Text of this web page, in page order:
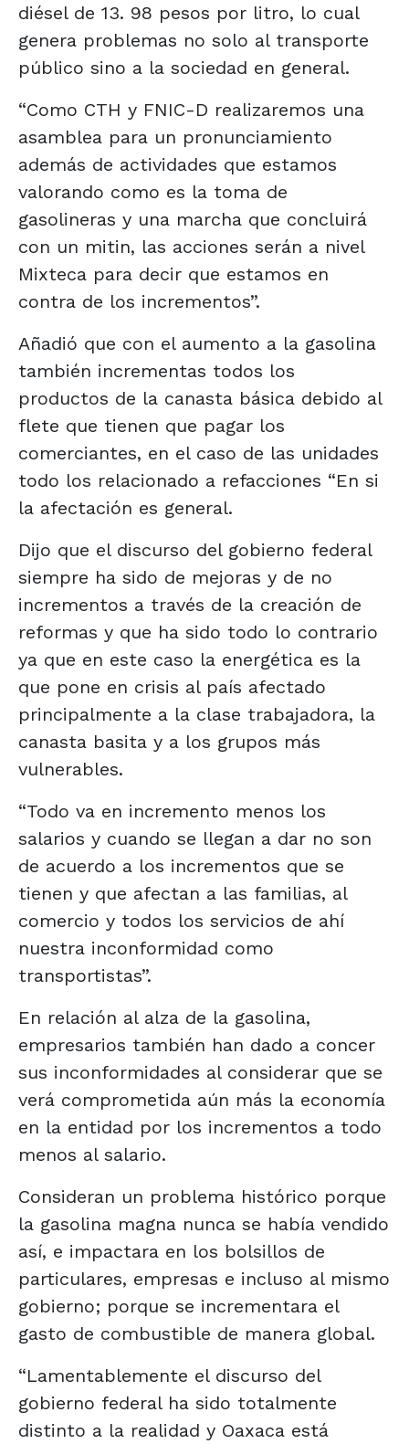
diésel de 13. 98 pesos por litro, lo cual
genera problemas no solo al transporte
público sino a la sociedad en general.
“Como CTH y FNIC-D realizaremos una
asamblea para un pronunciamiento
además de actividades que estamos
valorando como es la toma de
gasolineras y una marcha que concluirá
con un mitin, las acciones serán a nivel
Mixteca para decir que estamos en
contra de los incrementos”.
Añadió que con el aumento a la gasolina
también incrementas todos los
productos de la canasta básica debido al
flete que tienen que pagar los
comerciantes, en el caso de las unidades
todo los relacionado a refacciones “En si
la afectación es general.
Dijo que el discurso del gobierno federal
siempre ha sido de mejoras y de no
incrementos a través de la creación de
reformas y que ha sido todo lo contrario
ya que en este caso la energética es la
que pone en crisis al país afectado
principalmente a la clase trabajadora, la
canasta basita y a los grupos más
vulnerables.
“Todo va en incremento menos los
salarios y cuando se llegan a dar no son
de acuerdo a los incrementos que se
tienen y que afectan a las familias, al
comercio y todos los servicios de ahí
nuestra inconformidad como
transportistas”.
En relación al alza de la gasolina,
empresarios también han dado a concer
sus inconformidades al considerar que se
verá comprometida aún más la economía
en la entidad por los incrementos a todo
menos al salario.
Consideran un problema histórico porque
la gasolina magna nunca se había vendido
así, e impactara en los bolsillos de
particulares, empresas e incluso al mismo
gobierno; porque se incrementara el
gasto de combustible de manera global.
“Lamentablemente el discurso del
gobierno federal ha sido totalmente
distinto a la realidad y Oaxaca está